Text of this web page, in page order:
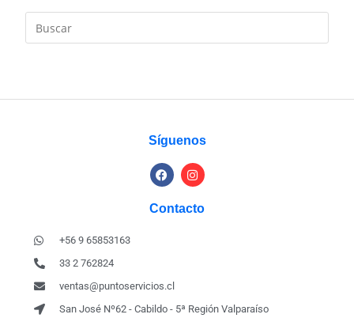
Síguenos
Contacto
+56 9 65853163
33 2 762824
ventas@puntoservicios.cl
San José Nº62 - Cabildo - 5ª Región Valparaíso